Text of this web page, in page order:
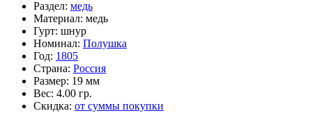
Раздел: медь
Материал: медь
Гурт: шнур
Номинал: Полушка
Год: 1805
Страна: Россия
Размер: 19 мм
Вес: 4.00 гр.
Скидка: от суммы покупки